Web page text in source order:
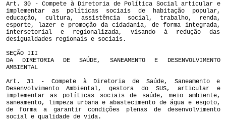
Art. 30 - Compete à Diretoria de Política Social articular e
implementar as políticas sociais de habitação popular,
educação, cultura, assistência social, trabalho, renda,
esporte, lazer e promoção da cidadania, de forma integrada,
intersetorial e regionalizada, visando à redução das
desigualdades regionais e sociais.
SEÇÃO III
DA DIRETORIA DE SAÚDE, SANEAMENTO E DESENVOLVIMENTO
AMBIENTAL
Art. 31 - Compete à Diretoria de Saúde, Saneamento e
Desenvolvimento Ambiental, gestora do SUS, articular e
implementar as políticas sociais de saúde, meio ambiente,
saneamento, limpeza urbana e abastecimento de água e esgoto,
de forma a garantir condições plenas de desenvolvimento
social e qualidade de vida.